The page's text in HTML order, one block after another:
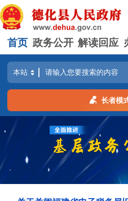
首页 政务公开 解读回应
长者模